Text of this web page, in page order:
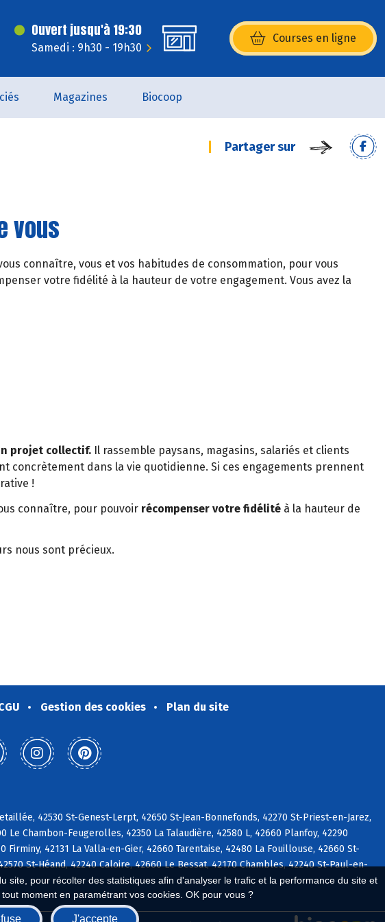
pour récolter des statistiques afin d'analyser le trafic et la performance du site et
moment en paramétrant vos cookies. OK pour vous ?
J'accepte
Ouvert jusqu'à 19:30
Samedi : 9h30 - 19h30
Courses en ligne
(s’ouvre dans une nouvelle
Magazines Biocoop
Partager sur
vous
connaître, vous et vos habitudes de consommation, pour vous
votre fidélité à la hauteur de votre engagement. Vous avez la
projet collectif.Il rassemble paysans, magasins, salariés et clients
concrètement dans la vie quotidienne. Si ces engagements prennent
!
connaître, pour pouvoir récompenser votre fidélité à la hauteur de
nous sont précieux.
Gestion des cookies Plan du site
42530 St-Genest-Lerpt, 42650 St-Jean-Bonnefonds, 42270 St-Priest-en-Jarez,
Chambon-Feugerolles, 42350 La Talaudière, 42580 L, 42660 Planfoy, 42290
42131 La Valla-en-Gier, 42660 Tarentaise, 42480 La Fouillouse, 42660 St-
St-Héand, 42240 Caloire, 42660 Le Bessat, 42170 Chambles, 42240 St-Paul-en-